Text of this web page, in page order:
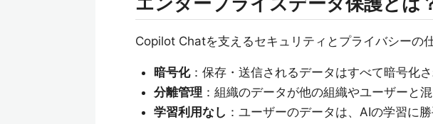
Copilot Chatを支えるセキュリティとプライバシーの
暗号化：保存・送信されるデータはすべて暗号化
分離管理 ：組織のデータが他の組織やユーザーと
学習利用なし ：ユーザーのデータは、AIの学習に